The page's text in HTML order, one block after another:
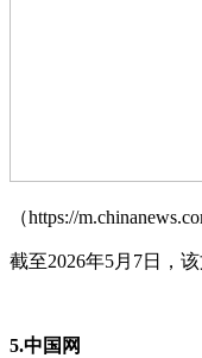
（https://
截至2026年5月7日，
5.中国网